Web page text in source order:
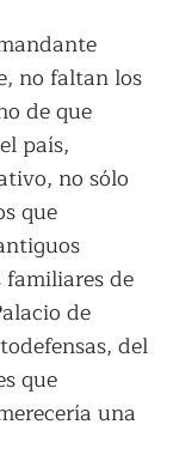
no faltan los
de que
país,
no sólo
que
de
de
del
que
una